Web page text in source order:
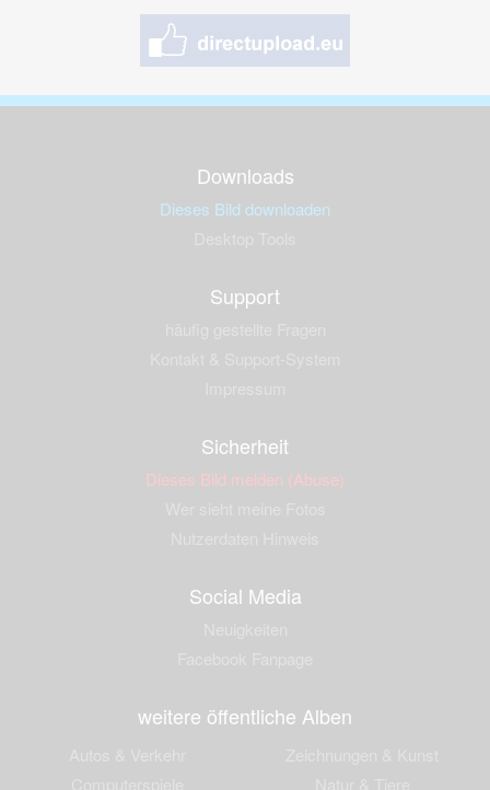
Downloads
Dieses Bild downloaden
Support
Sicherheit
Dieses Bild melden (Abuse)
Social Media
weitere öffentliche Alben